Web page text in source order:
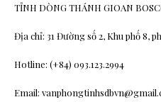
TỈNH DÒNG THÁNH GIOAN
Địa chỉ: 31 Đường số 2, Khu phố 8,
Hotline: (+84) 093.123.2994
Email: